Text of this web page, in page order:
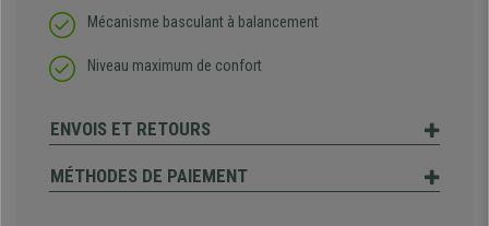
Mécanisme basculant à balancement
Niveau maximum de confort
ENVOIS ET RETOURS
MÉTHODES DE PAIEMENT